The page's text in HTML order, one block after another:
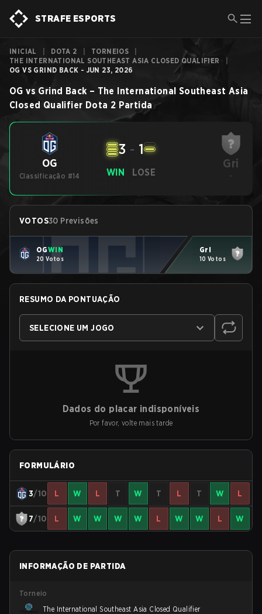
STRAFE ESPORTS
INICIAL DOTA 2 TORNEIOS
THE INTERNATIONAL SOUTHEAST ASIA CLOSED QUALIFIER
OG VS GRIND BACK - JUN 23, 2026
OG vs Grind Back – The International Southeast Asia
Closed Qualifier Dota 2 Partida
OG
Classificação #14 WIN
3 - 1
LOSE
Gri
-
VOTOS30 Previsões
OGWIN
20 Votos
Gri
10 Votos
RESUMO DA PONTUAÇÃO
SELECIONE UM JOGO
Dados do placar indisponíveis
Por favor, volte mais tarde
FORMULÁRIO
3/10 L W L T W T L T W L
7/10 L W W W W L W W L W
INFORMAÇÃO DE PARTIDA
Torneio
The International Southeast Asia Closed Qualifier